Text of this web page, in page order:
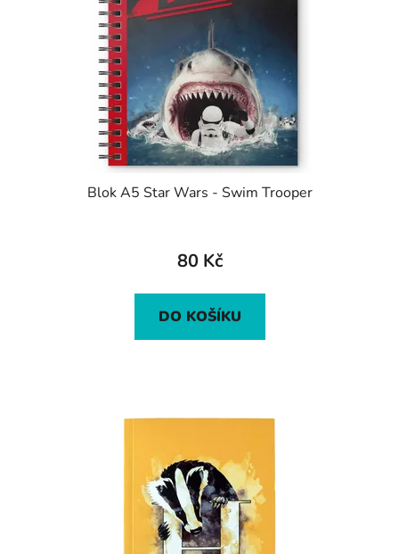
Blok A5 Star Wars - Swim Trooper
80 Kč
DO KOŠÍKU